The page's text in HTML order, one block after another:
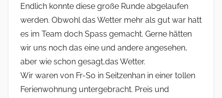
Endlich konnte diese große Runde abgelaufen
werden. Obwohl das Wetter mehr als gut war hatt
es im Team doch Spass gemacht. Gerne hätten
wir uns noch das eine und andere angesehen,
aber wie schon gesagt,das Wetter.
Wir waren von Fr-So in Seitzenhan in einer tollen
Ferienwohnung untergebracht. Preis und